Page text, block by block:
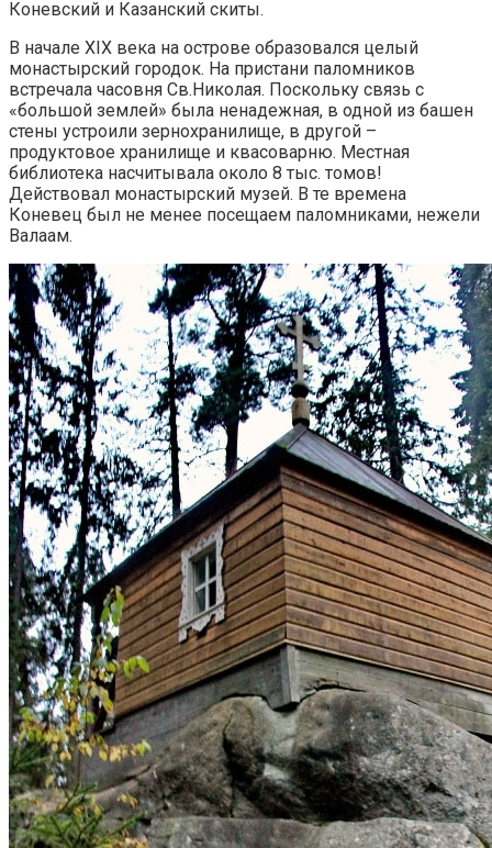
Коневский и Казанский скиты.
В начале XIX века на острове образовался целый
монастырский городок. На пристани паломников
встречала часовня Св.Николая. Поскольку связь с
«большой землей» была ненадежная, в одной из башен
стены устроили зернохранилище, в другой –
продуктовое хранилище и квасоварню. Местная
библиотека насчитывала около 8 тыс. томов!
Действовал монастырский музей. В те времена
Коневец был не менее посещаем паломниками, нежели
Валаам.